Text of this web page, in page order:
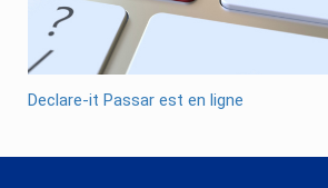
Declare-it Passar est en ligne